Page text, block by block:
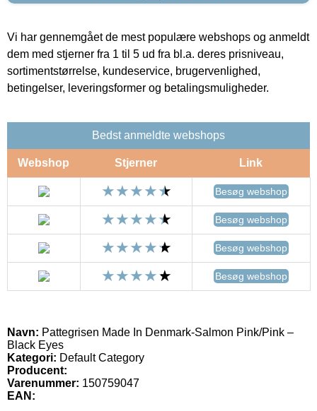
Vi har gennemgået de mest populære webshops og anmeldt
dem med stjerner fra 1 til 5 ud fra bl.a. deres prisniveau,
sortimentstørrelse, kundeservice, brugervenlighed,
betingelser, leveringsformer og betalingsmuligheder.
Bedst anmeldte webshops
Webshop Stjerner Link
Besøg webshop
Besøg webshop
Besøg webshop
Besøg webshop
Navn: Pattegrisen Made In Denmark-Salmon Pink/Pink –
Black Eyes
Kategori: Default Category
Producent:
Varenummer: 150759047
EAN: